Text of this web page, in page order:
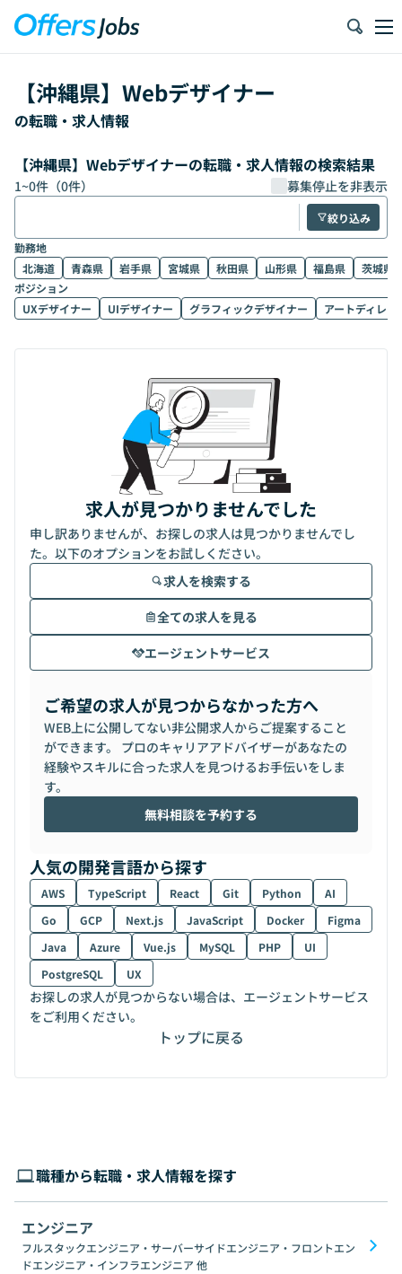
【沖縄県】 Webデザイナー
の転職・求人情報
【沖縄県】Webデザイナーの転職・求人情報の検索結果
1~0件（0件） 募集停止を非表示
絞り込み
勤務地
北海道
青森県 岩手県 宮城県 秋田県 山形県 福島県
茨城県
ポジション
UXデザイナー
UIデザイナー グラフィックデザイナー アートディレク
求人が見つかりませんでした
申し訳ありませんが、お探しの求人は見つかりませんでし
た。以下のオプションをお試しください。
求人を検索する
全ての求人を見る
エージェントサービス
ご希望の求人が見つからなかった方へ
WEB上に公開してない非公開求人からご提案すること
ができます。 プロのキャリアアドバイザーがあなたの
経験やスキルに合った求人を見つけるお手伝いをしま
す。
無料相談を予約する
人気の開発言語から探す
AWS TypeScript React Git Python
AI
Go
GCP Next.js JavaScript Docker
Figma
Java
Azure Vue.js MySQL PHP
UI
PostgreSQL
UX
お探しの求人が見つからない場合は、エージェントサービス
をご利用ください。
トップに戻る
職種から転職・求人情報を探す
エンジニア
フルスタックエンジニア・サーバーサイドエンジニア・フロントエン
ドエンジニア・インフラエンジニア 他